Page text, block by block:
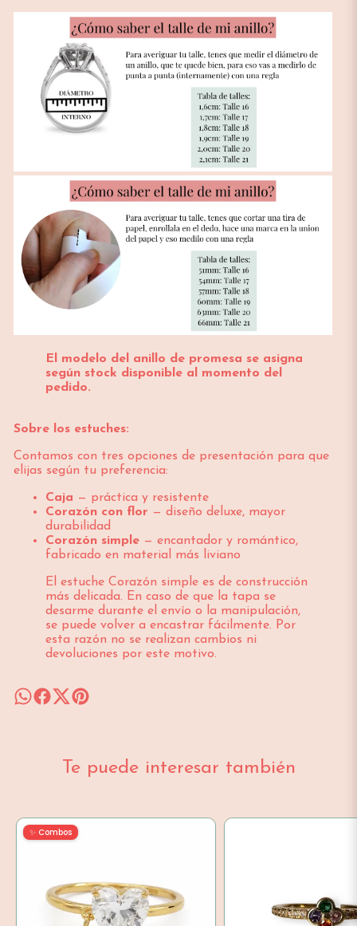
El modelo del anillo de promesa se asigna
según stock disponible al momento del
pedido.
Sobre los estuches:
Contamos con tres opciones de presentación para que
elijas según tu preferencia:
Caja — práctica y resistente
Corazón con flor — diseño deluxe, mayor
durabilidad
Corazón simple— encantador y romántico,
fabricado en material más liviano
El estuche Corazón simple es de construcción
más delicada. En caso de que la tapa se
desarme durante el envío o la manipulación,
se puede volver a encastrar fácilmente. Por
esta razón no se realizan cambios ni
devoluciones por este motivo.
Te puede interesar también
✨ Combos